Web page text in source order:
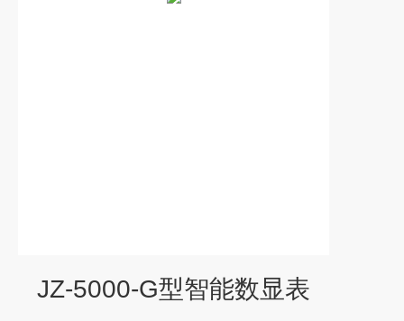
JZ-5000-G型智能数显表